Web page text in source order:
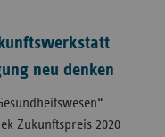
neu denken
Zukunftspreis 2020